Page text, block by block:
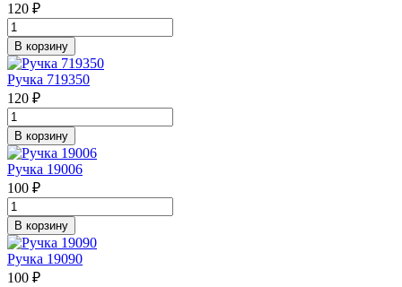
120 ₽
В корзину
Ручка 719350
120 ₽
В корзину
Ручка 19006
100 ₽
В корзину
Ручка 19090
100 ₽